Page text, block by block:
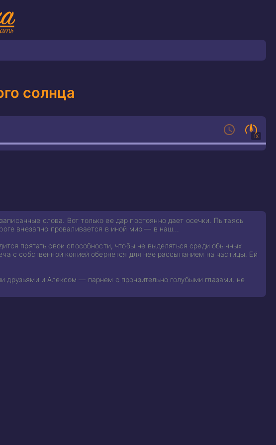
солнца
1X
слова. Вот только ее дар постоянно дает осечки. Пытаясь
внезапно проваливается в иной мир — в наш…
прятать свои способности, чтобы не выделяться среди обычных
с собственной копией обернется для нее рассыпанием на частицы. Ей
и Алексом — парнем с пронзительно голубыми глазами, не